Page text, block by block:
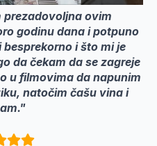
prezadovoljna ovim
godinu dana i potpuno
i što mi je
da čekam da se zagreje
u filmovima da napunim
natočim čašu vina i